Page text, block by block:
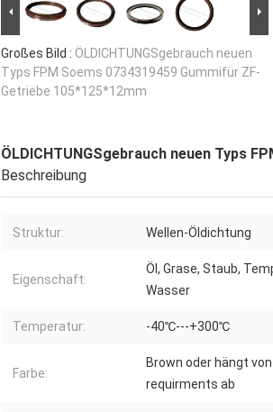
Großes Bild : ÖLDICHTUNGSgebrauch neuen
Typs FPM Soems 0734319459 Gummifür ZF-
Getriebe 105*125*12mm
ÖLDICHTUNGSgebrauch neuen Typs
Beschreibung
Struktur: Wellen-Öldichtung
Eigenschaft:
Öl, Grase, Staub,
Wasser
Temperatur: -40℃---+300℃
Farbe:
Brown oder hängt
requirments ab